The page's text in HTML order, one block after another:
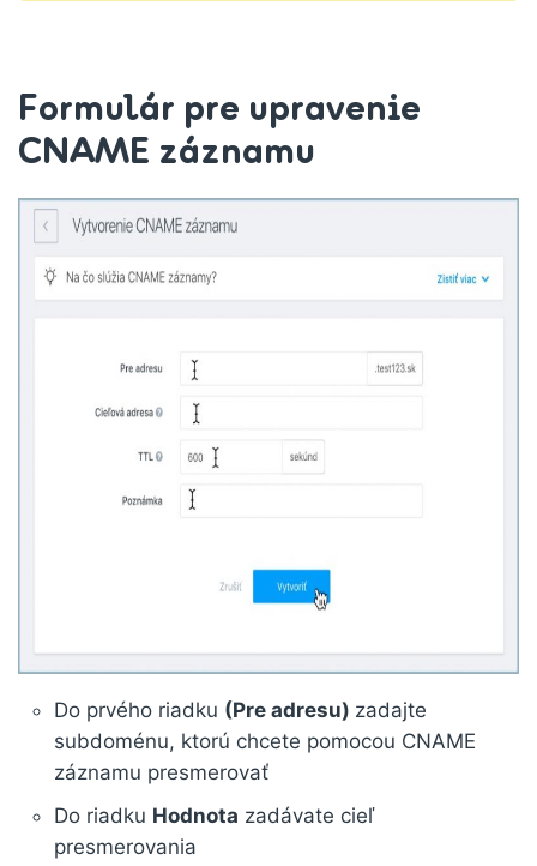
Formulár pre upravenie
CNAME záznamu
Do prvého riadku (Pre adresu) zadajte
subdoménu, ktorú chcete pomocou CNAME
záznamu presmerovať
Do riadku Hodnota zadávate cieľ
presmerovania